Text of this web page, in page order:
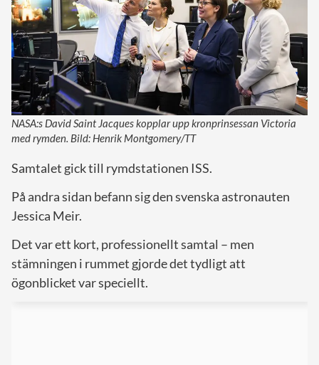
NASA:s David Saint Jacques kopplar upp kronprinsessan Victoria
med rymden. Bild: Henrik Montgomery/TT
Samtalet gick till rymdstationen ISS.
På andra sidan befann sig den svenska astronauten
Jessica Meir.
Det var ett kort, professionellt samtal – men
stämningen i rummet gjorde det tydligt att
ögonblicket var speciellt.